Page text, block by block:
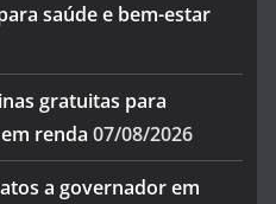
saúde e bem-estar
gratuitas para
renda 07/08/2026
a governador em